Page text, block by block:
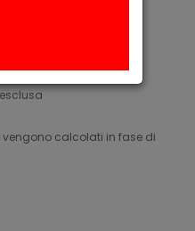
vengono calcolati in fase di